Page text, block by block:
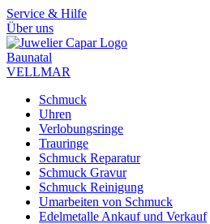
Zum
Inhalt
springen
Service & Hilfe
Über uns
Baunatal
VELLMAR
Schmuck
Uhren
Verlobungsringe
Trauringe
Schmuck Reparatur
Schmuck Gravur
Schmuck Reinigung
Umarbeiten von Schmuck
Edelmetalle Ankauf und Verkauf